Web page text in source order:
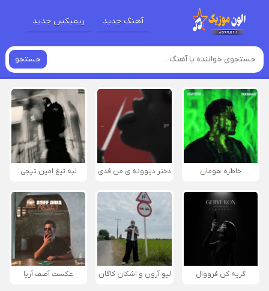
آهنگ جدید ریمیکس جدید
جستجو
خاطره هومان دختر دیوونه‌ ی من فدی لبه تیغ امین تیجی
گریه کن فرووال لیو آرون و اشکان کاگان عکست آصف آریا